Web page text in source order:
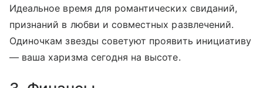
Идеальное время для романтических свиданий,
признаний в любви и совместных развлечений.
Одиночкам звезды советуют проявить инициативу
— ваша харизма сегодня на высоте.